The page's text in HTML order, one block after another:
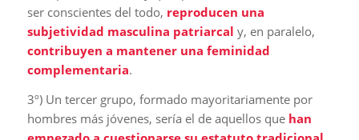
ser conscientes del todo, reproducen una
subjetividad masculina patriarcal y, en paralelo,
contribuyen a mantener una feminidad
complementaria.
3º) Un tercer grupo, formado mayoritariamente por
hombres más jóvenes, sería el de aquellos que han